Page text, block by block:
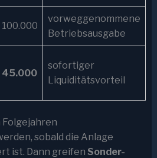
100.000
vorweggenommene
Betriebsausgabe
45.000
sofortiger
Liquiditätsvorteil
Folgejahren
sobald die Anlage
ist. Dann greifen Sonder-